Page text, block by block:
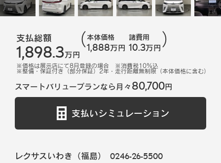
支払総額
1,898.3万円
本体価格
1,888万円
諸費用
10.3万円
※価格は展示店にて8月登録の場合 ※消費税10%込
※整備・保証付き（部分保証）2年・走行距離無制限（本体価格に含む）
スマートバリュープランなら月々 80,700円
支払いシミュレーション
レクサスいわき（福島） 0246-26-5500